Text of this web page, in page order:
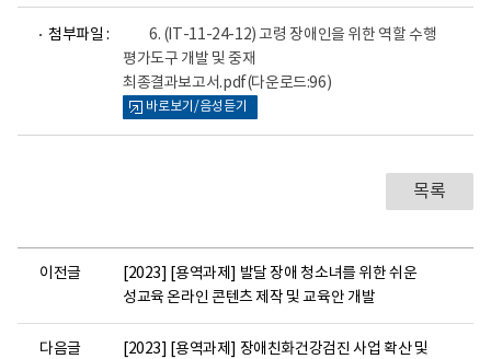
첨부파일 :
6. (IT-11-24-12) 고령 장애인을 위한 역할 수행
평가도구 개발 및 중재
최종결과보고서.pdf(다운로드:96)
바로보기/음성듣기
목록
이전글
[2023] [용역과제] 발달 장애 청소녀를 위한 쉬운
성교육 온라인 콘텐츠 제작 및 교육안 개발
다음글
[2023] [용역과제] 장애친화건강검진 사업 확산 및